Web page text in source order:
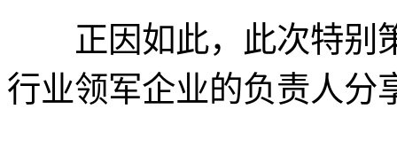
正因如此，此次特别
行业领军企业的负责人分